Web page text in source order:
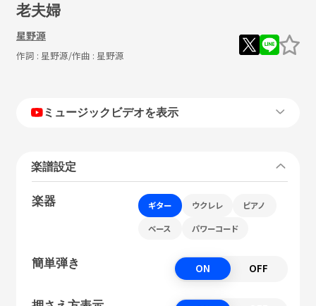
老夫婦
星野源
作詞 : 星野源/作曲 : 星野源
ミュージックビデオを表示
楽譜設定
楽器 ギター ウクレレ ピアノ
ベース パワーコード
簡単弾き ON OFF